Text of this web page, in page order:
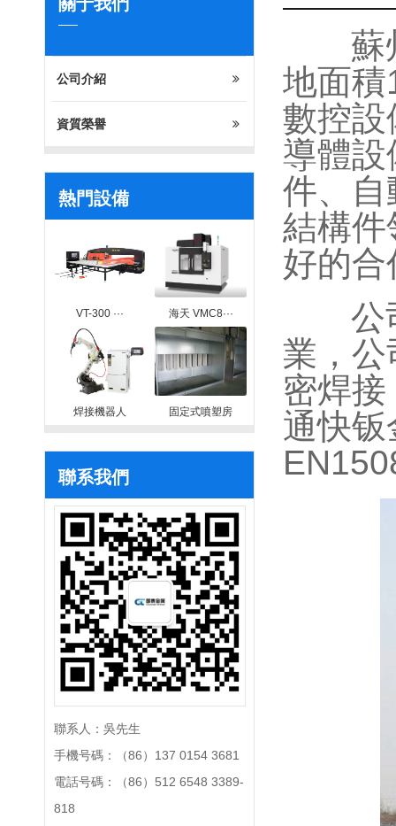
公司介紹
資質榮譽
熱門設備
VT-300 ··· 海天 VMC8···
焊接機器人 固定式噴塑房
聯系我們
聯系人：吳先生
手機号碼：（86）137 0154 3681
電話号碼：（86）512 6548 3389-
818
蘇
地面積
數控設
導體設
件、自
結構件
好的
公司
業，公
密焊
通快钣